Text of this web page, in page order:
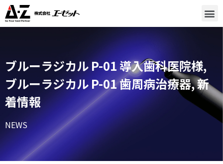
ブルーラジカル P-01 導入歯科医院様,
ブルーラジカル P-01 歯周病治療器,新
着情報
NEWS